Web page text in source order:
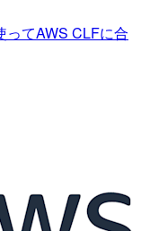
ってAWS CLFに合